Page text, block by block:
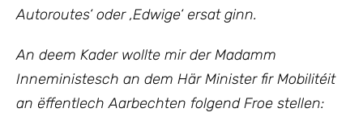
Autoroutes‘ oder ‚Edwige‘ ersat ginn.
An deem Kader wollte mir der Madamm
Inneministesch an dem Här Minister fir Mobilitéit
an ëffentlech Aarbechten folgend Froe stellen: